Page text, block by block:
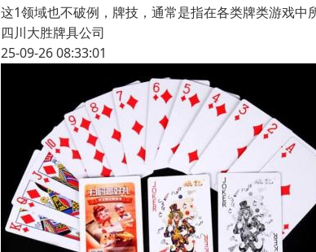
这1领域也不破例，牌技，通常是指在各类牌类游戏
四川大胜牌具公司
25-09-26 08:33:01